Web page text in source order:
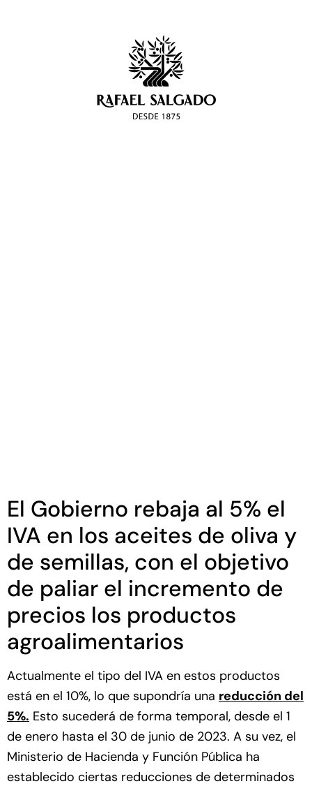
El Gobierno rebaja al 5% el
IVA en los aceites de oliva y
de semillas, con el objetivo
de paliar el incremento de
precios los productos
agroalimentarios
Actualmente el tipo del IVA en estos productos
está en el 10%, lo que supondría una reducción del
5%. Esto sucederá de forma temporal, desde el 1
de enero hasta el 30 de junio de 2023. A su vez, el
Ministerio de Hacienda y Función Pública ha
establecido ciertas reducciones de determinados